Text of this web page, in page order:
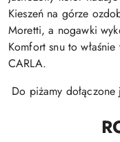
Kieszeń na górze
Moretti, a nogawki
Komfort snu to
CARLA.
Do piżamy dołączone